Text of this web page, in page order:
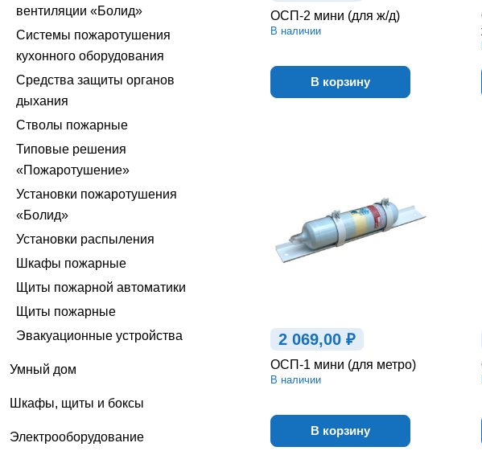
ОСП-2 мини (для ж/д)
В наличии
В корзину
2 069,00 ₽
ОСП-1 мини (для метро)
В наличии
В корзину
вентиляции «Болид»
Системы пожаротушения
кухонного оборудования
Средства защиты органов
дыхания
Стволы пожарные
Типовые решения
«Пожаротушение»
Установки пожаротушения
«Болид»
Установки распыления
Шкафы пожарные
Щиты пожарной автоматики
Щиты пожарные
Эвакуационные устройства
Умный дом
Шкафы, щиты и боксы
Электрооборудование